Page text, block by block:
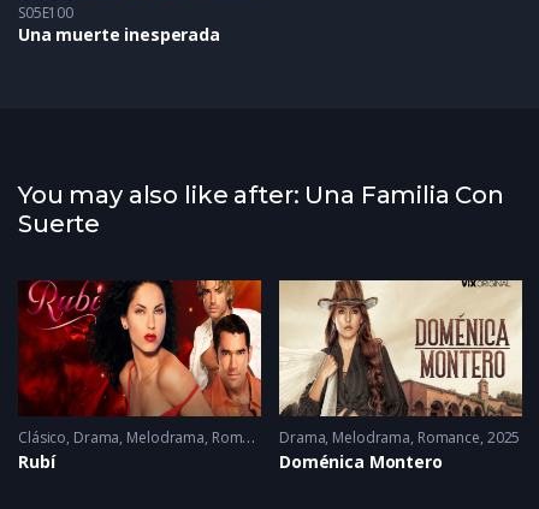
S05E100
Una muerte inesperada
You may also like after: Una Familia Con
Suerte
Clásico, Drama, Melodrama, Romance 2005 - 2005
Rubí
Drama, Melodrama, Romance 2025
Doménica Montero